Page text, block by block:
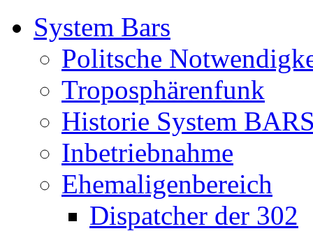
System Bars
Politsche
Troposphärenfunk
Historie System
Inbetriebnahme
Ehemaligenbereich
Dispatcher der 302